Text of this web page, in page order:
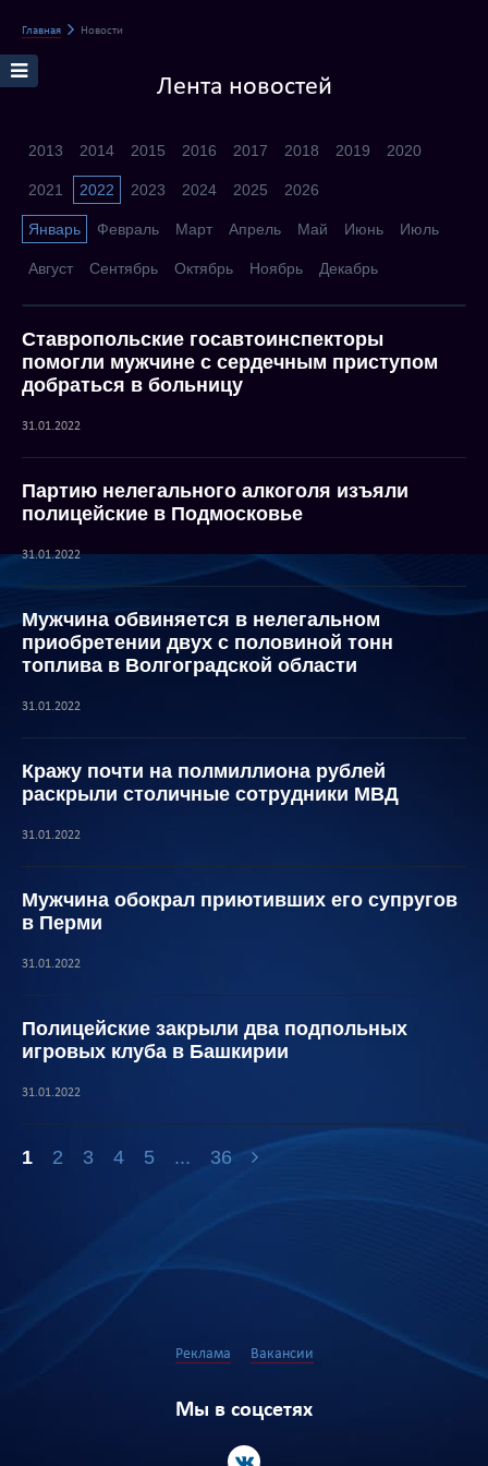
Главная Новости
Лента новостей
2013 2014 2015 2016 2017 2018 2019 2020
2021 2022 2023 2024 2025 2026
Январь Февраль Март Апрель Май Июнь Июль
Август Сентябрь Октябрь Ноябрь Декабрь
Ставропольские госавтоинспекторы
помогли мужчине с сердечным приступом
добраться в больницу
31.01.2022
Партию нелегального алкоголя изъяли
полицейские в Подмосковье
31.01.2022
Мужчина обвиняется в нелегальном
приобретении двух с половиной тонн
топлива в Волгоградской области
31.01.2022
Кражу почти на полмиллиона рублей
раскрыли столичные сотрудники МВД
31.01.2022
Мужчина обокрал приютивших его супругов
в Перми
31.01.2022
Полицейские закрыли два подпольных
игровых клуба в Башкирии
31.01.2022
1 2 3 4 5 ... 36
Реклама Вакансии
Мы в соцсетях